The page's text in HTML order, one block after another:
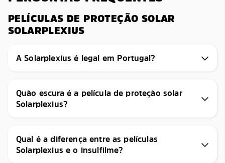
PELÍCULAS DE PROTEÇÃO SOLAR
SOLARPLEXIUS
A Solarplexius é legal em Portugal?
Quão escura é a película de proteção solar
Solarplexius?
Qual é a diferença entre as películas
Solarplexius e o insulfilme?